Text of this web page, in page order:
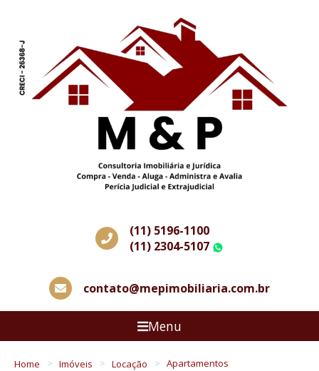
(11) 5196-1100
(11) 2304-5107
contato@mepimobiliaria.com.br
Menu
Home Imóveis Locação Apartamentos